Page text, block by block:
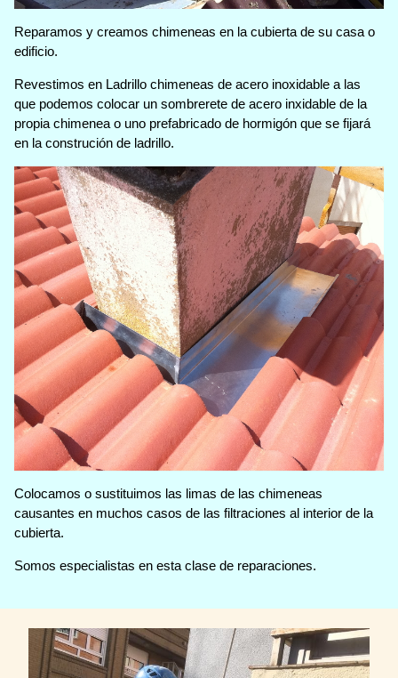
Reparamos y creamos chimeneas en la cubierta de su casa o
edificio.
Revestimos en Ladrillo chimeneas de acero inoxidable a las
que podemos colocar un sombrerete de acero inxidable de la
propia chimenea o uno prefabricado de hormigón que se fijará
en la construción de ladrillo.
Colocamos o sustituimos las limas de las chimeneas
causantes en muchos casos de las filtraciones al interior de la
cubierta.
Somos especialistas en esta clase de reparaciones.